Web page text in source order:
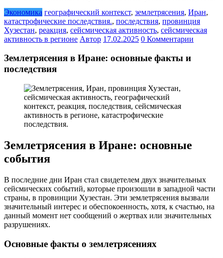
Экономика географический контекст, землетрясения, Иран,
катастрофические последствия., последствия, провинция
Хузестан, реакция, сейсмическая активность, сейсмическая
активность в регионе Автор 17.02.2025 0 Комментарии
Землетрясения в Иране: основные факты и
последствия
Землетрясения в Иране: основные
события
В последние дни Иран стал свидетелем двух значительных
сейсмических событий, которые произошли в западной части
страны, в провинции Хузестан. Эти землетрясения вызвали
значительный интерес и обеспокоенность, хотя, к счастью, на
данный момент нет сообщений о жертвах или значительных
разрушениях.
Основные факты о землетрясениях